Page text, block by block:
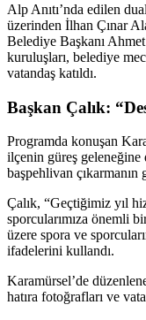
Alp Anıtı’nda edilen
üzerinden İlhan Çınar
Belediye Başkanı
kuruluşları, belediye
vatandaş katıldı.
Başkan Çalık:
Programda konuşan
ilçenin güreş
başpehlivan çıkarmanın
Çalık, “Geçtiğimiz yıl
sporcularımıza önemli
üzere spora ve
ifadelerini kullandı.
Karamürsel’de
hatıra fotoğrafları ve